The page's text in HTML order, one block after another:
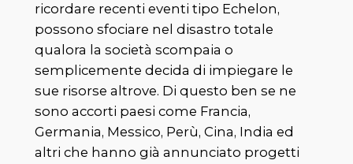
ricordare recenti eventi tipo Echelon,
possono sfociare nel disastro totale
qualora la società scompaia o
semplicemente decida di impiegare le
sue risorse altrove. Di questo ben se ne
sono accorti paesi come Francia,
Germania, Messico, Perù, Cina, India ed
altri che hanno già annunciato progetti